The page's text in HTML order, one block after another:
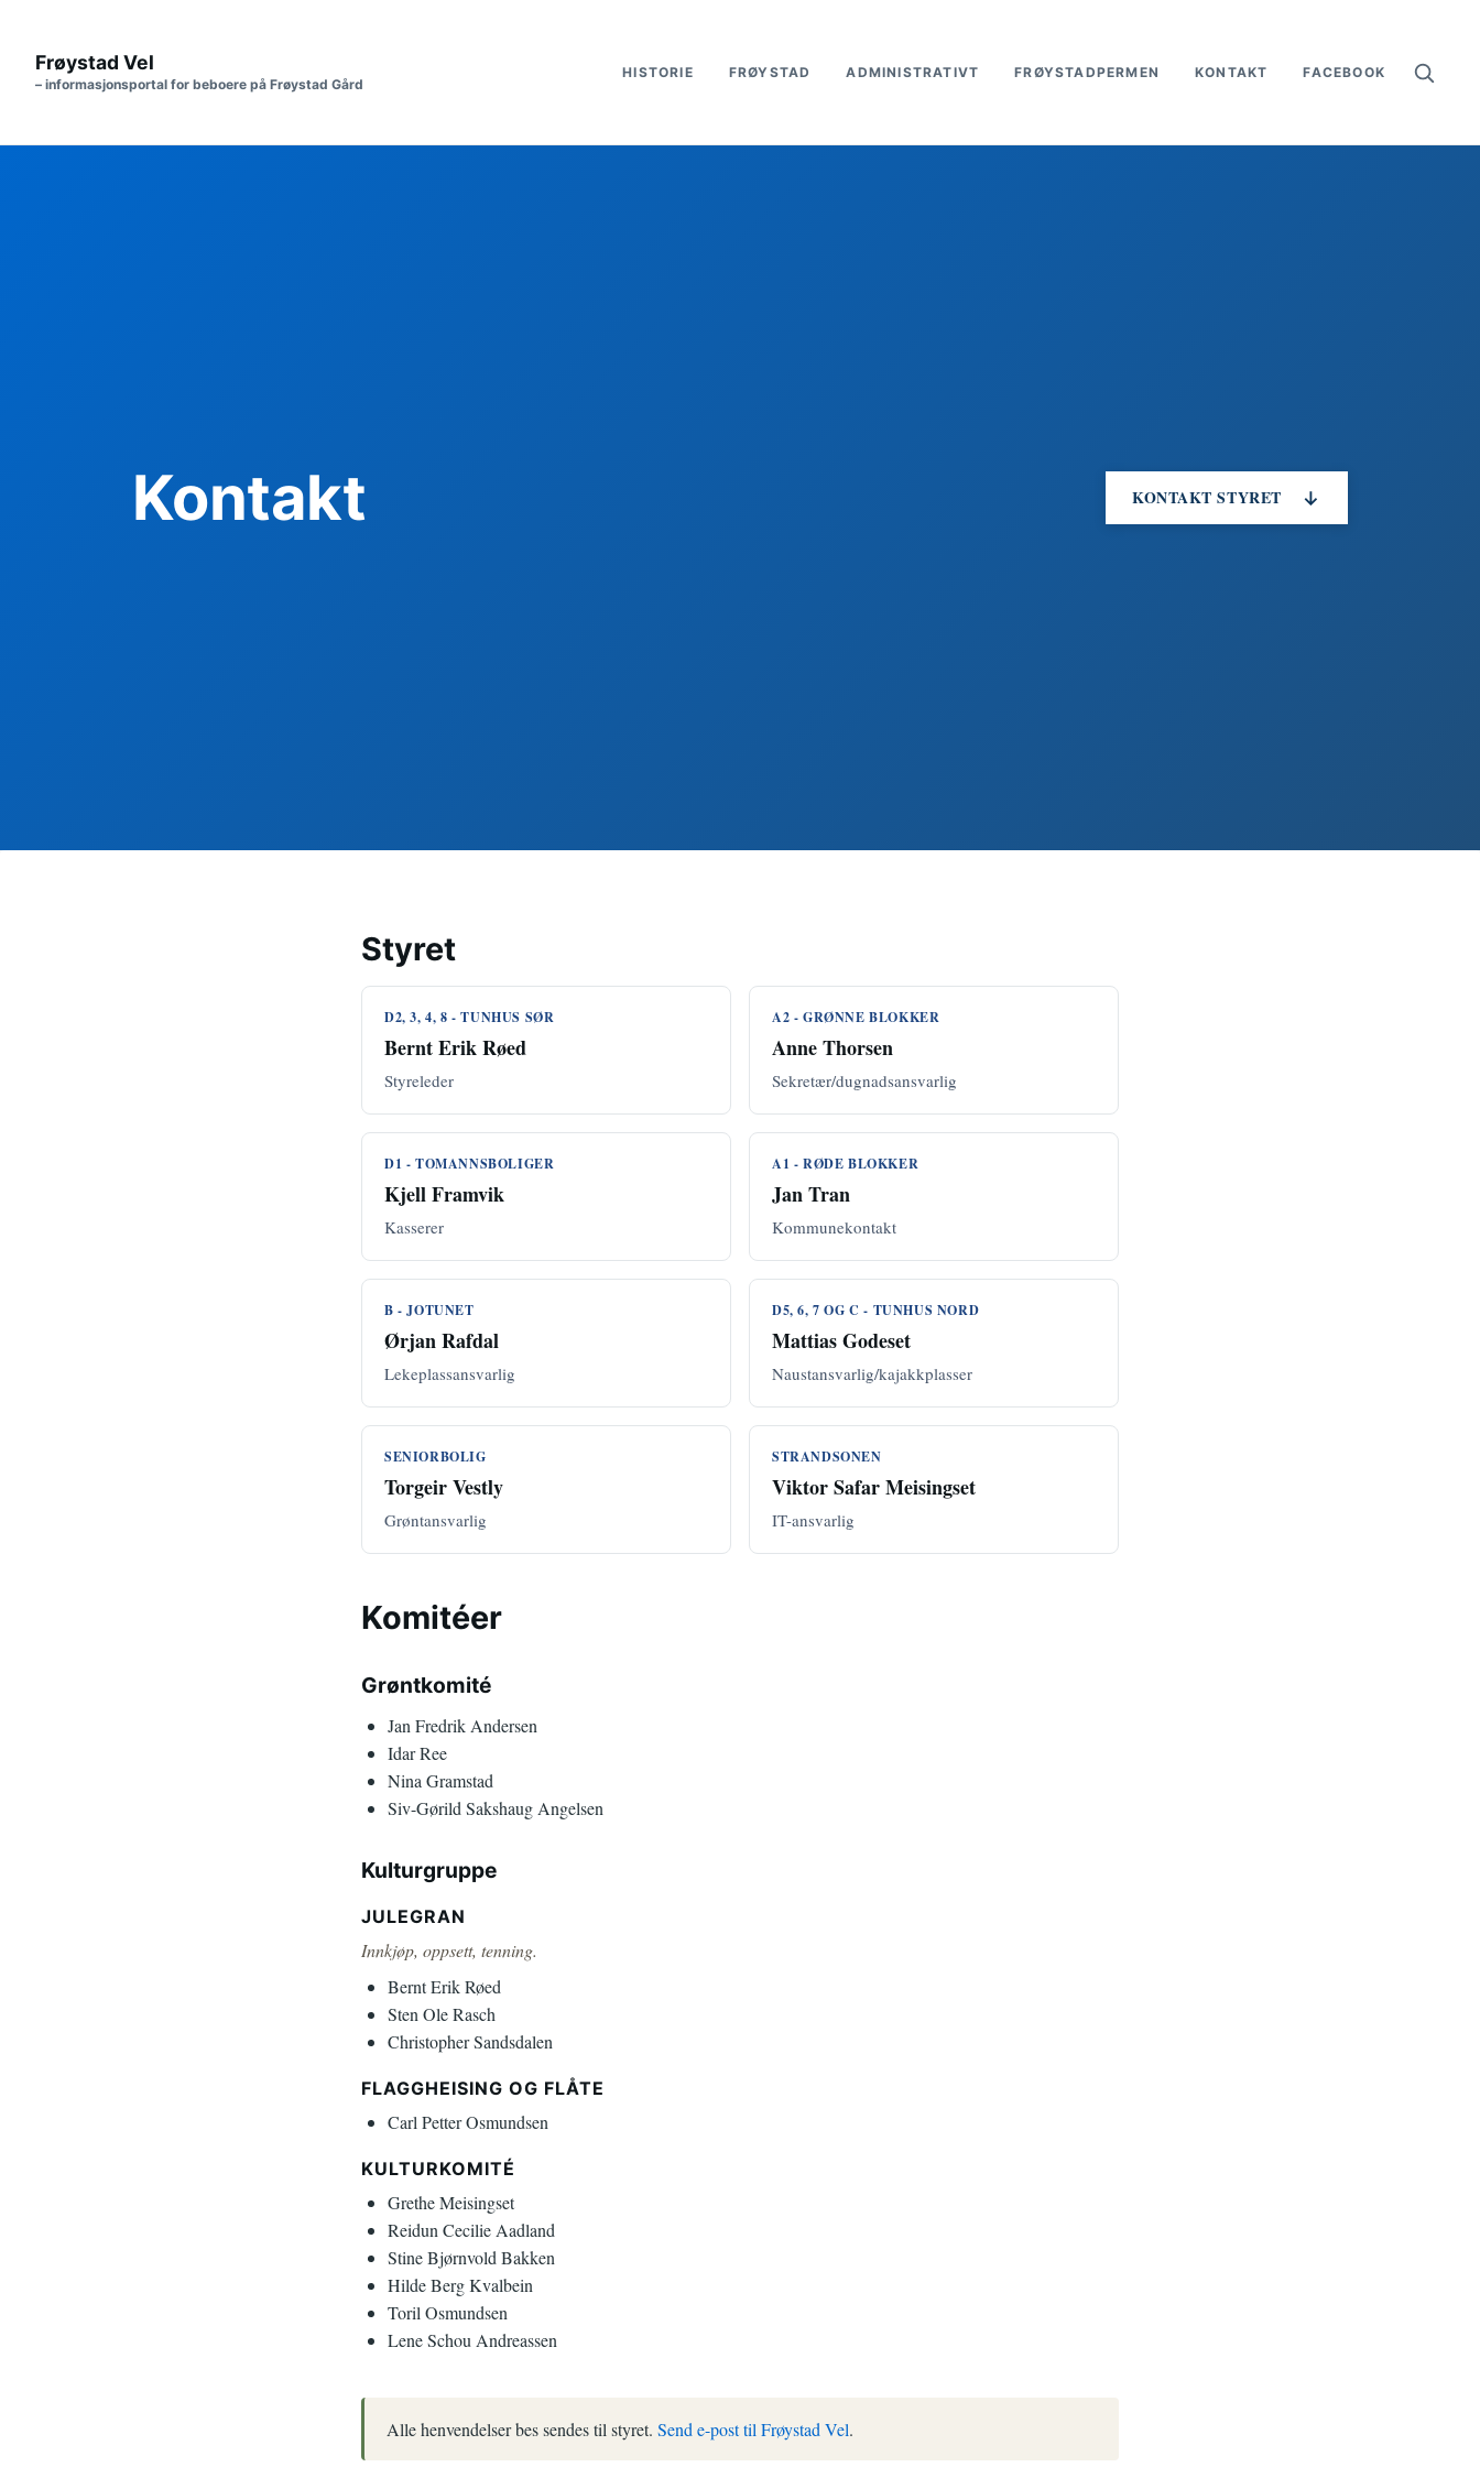
Frøystad Vel
– informasjonsportal for beboere på Frøystad Gård
HISTORIE FRØYSTAD ADMINISTRATIVT FRØYSTADPERMEN KONTAKT FACEBOOK
Kontakt KONTAKT STYRET ↓
Styret
D2, 3, 4, 8 - TUNHUS SØR
Bernt Erik Røed
Styreleder
A2 - GRØNNE BLOKKER
Anne Thorsen
Sekretær/dugnadsansvarlig
D1 - TOMANNSBOLIGER
Kjell Framvik
Kasserer
A1 - RØDE BLOKKER
Jan Tran
Kommunekontakt
B - JOTUNET
Ørjan Rafdal
Lekeplassansvarlig
D5, 6, 7 OG C - TUNHUS NORD
Mattias Godeset
Naustansvarlig/kajakkplasser
SENIORBOLIG
Torgeir Vestly
Grøntansvarlig
STRANDSONEN
Viktor Safar Meisingset
IT-ansvarlig
Komitéer
Grøntkomité
Jan Fredrik Andersen
Idar Ree
Nina Gramstad
Siv-Gørild Sakshaug Angelsen
Kulturgruppe
JULEGRAN
Innkjøp, oppsett, tenning.
Bernt Erik Røed
Sten Ole Rasch
Christopher Sandsdalen
FLAGGHEISING OG FLÅTE
Carl Petter Osmundsen
KULTURKOMITÉ
Grethe Meisingset
Reidun Cecilie Aadland
Stine Bjørnvold Bakken
Hilde Berg Kvalbein
Toril Osmundsen
Lene Schou Andreassen
Alle henvendelser bes sendes til styret. Send e-post til Frøystad Vel.